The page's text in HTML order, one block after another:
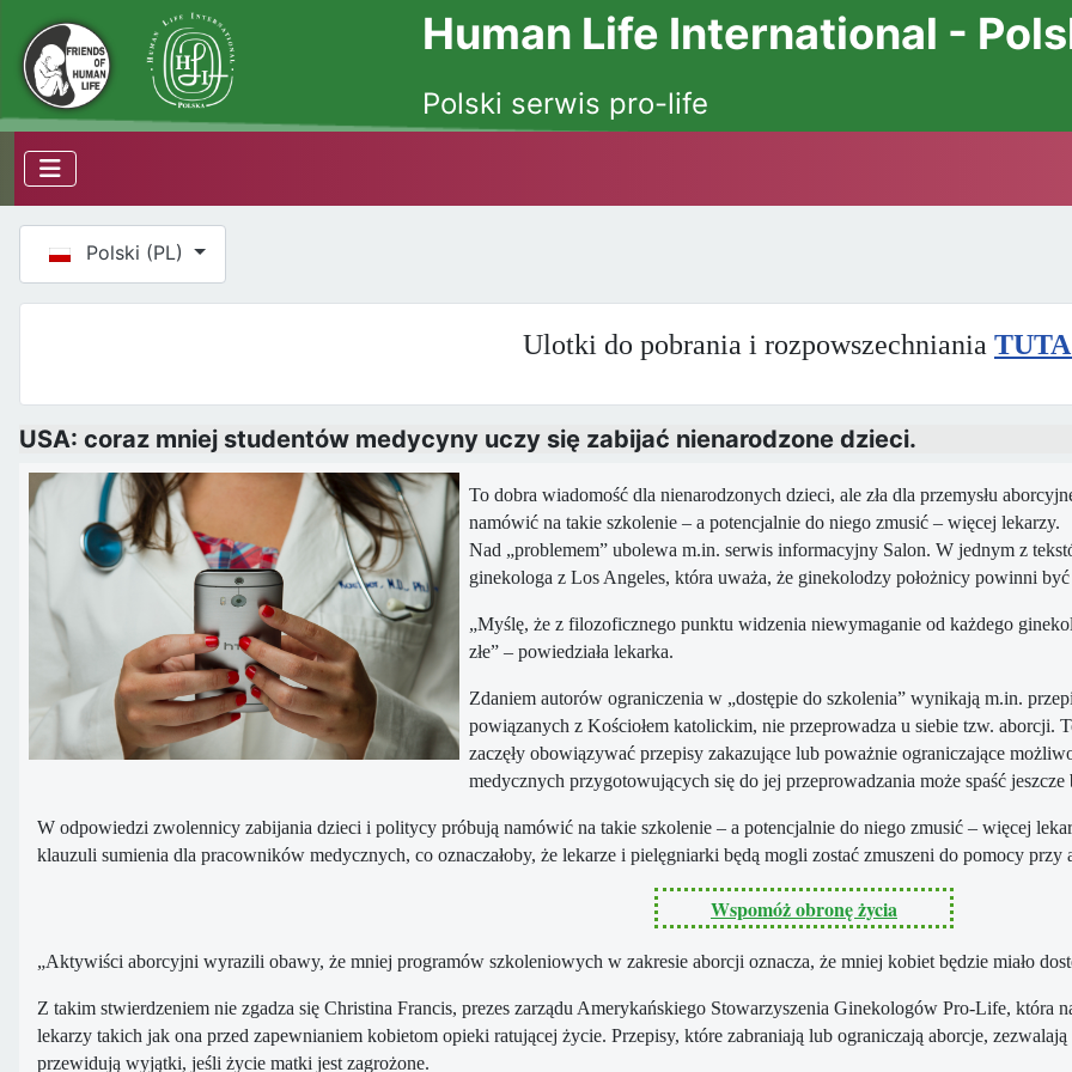
Human Life International -
Polski serwis pro-life
Wybierz swój język
Polski (PL)
Ulotki do pobrania i rozpowszechniania
USA: coraz mniej studentów medycyny uczy się zabijać nienarodzone dzieci.
To dobra wiadomość dla nienarodzonych dzieci, ale zła dla przemysłu
namówić na takie szkolenie – a potencjalnie do niego zmusić – więcej lekarzy.
Nad „problemem” ubolewa m.in. serwis informacyjny Salon. W jednym z
ginekologa z Los Angeles, która uważa, że ginekolodzy położnicy powinni
„Myślę, że z filozoficznego punktu widzenia niewymaganie od każdego
złe” – powiedziała lekarka.
Zdaniem autorów ograniczenia w „dostępie do szkolenia” wynikają m.in.
powiązanych z Kościołem katolickim, nie przeprowadza u siebie tzw. aborcji.
zaczęły obowiązywać przepisy zakazujące lub poważnie ograniczające
medycznych przygotowujących się do jej przeprowadzania może spaść jeszcze
W odpowiedzi zwolennicy zabijania dzieci i politycy próbują namówić na takie szkolenie – a potencjalnie do niego zmusić – więcej
klauzuli sumienia dla pracowników medycznych, co oznaczałoby, że ​​lekarze i pielęgniarki będą mogli zostać zmuszeni do pomocy
Wspomóż obronę życia
„Aktywiści aborcyjni wyrazili obawy, że mniej programów szkoleniowych w zakresie aborcji oznacza, że ​​mniej kobiet będzie miało
Z takim stwierdzeniem nie zgadza się Christina Francis, prezes zarządu Amerykańskiego Stowarzyszenia Ginekologów Pro-Life, która
lekarzy takich jak ona przed zapewnianiem kobietom opieki ratującej życie. Przepisy, które zabraniają lub ograniczają aborcje,
przewidują wyjątki, jeśli życie matki jest zagrożone.